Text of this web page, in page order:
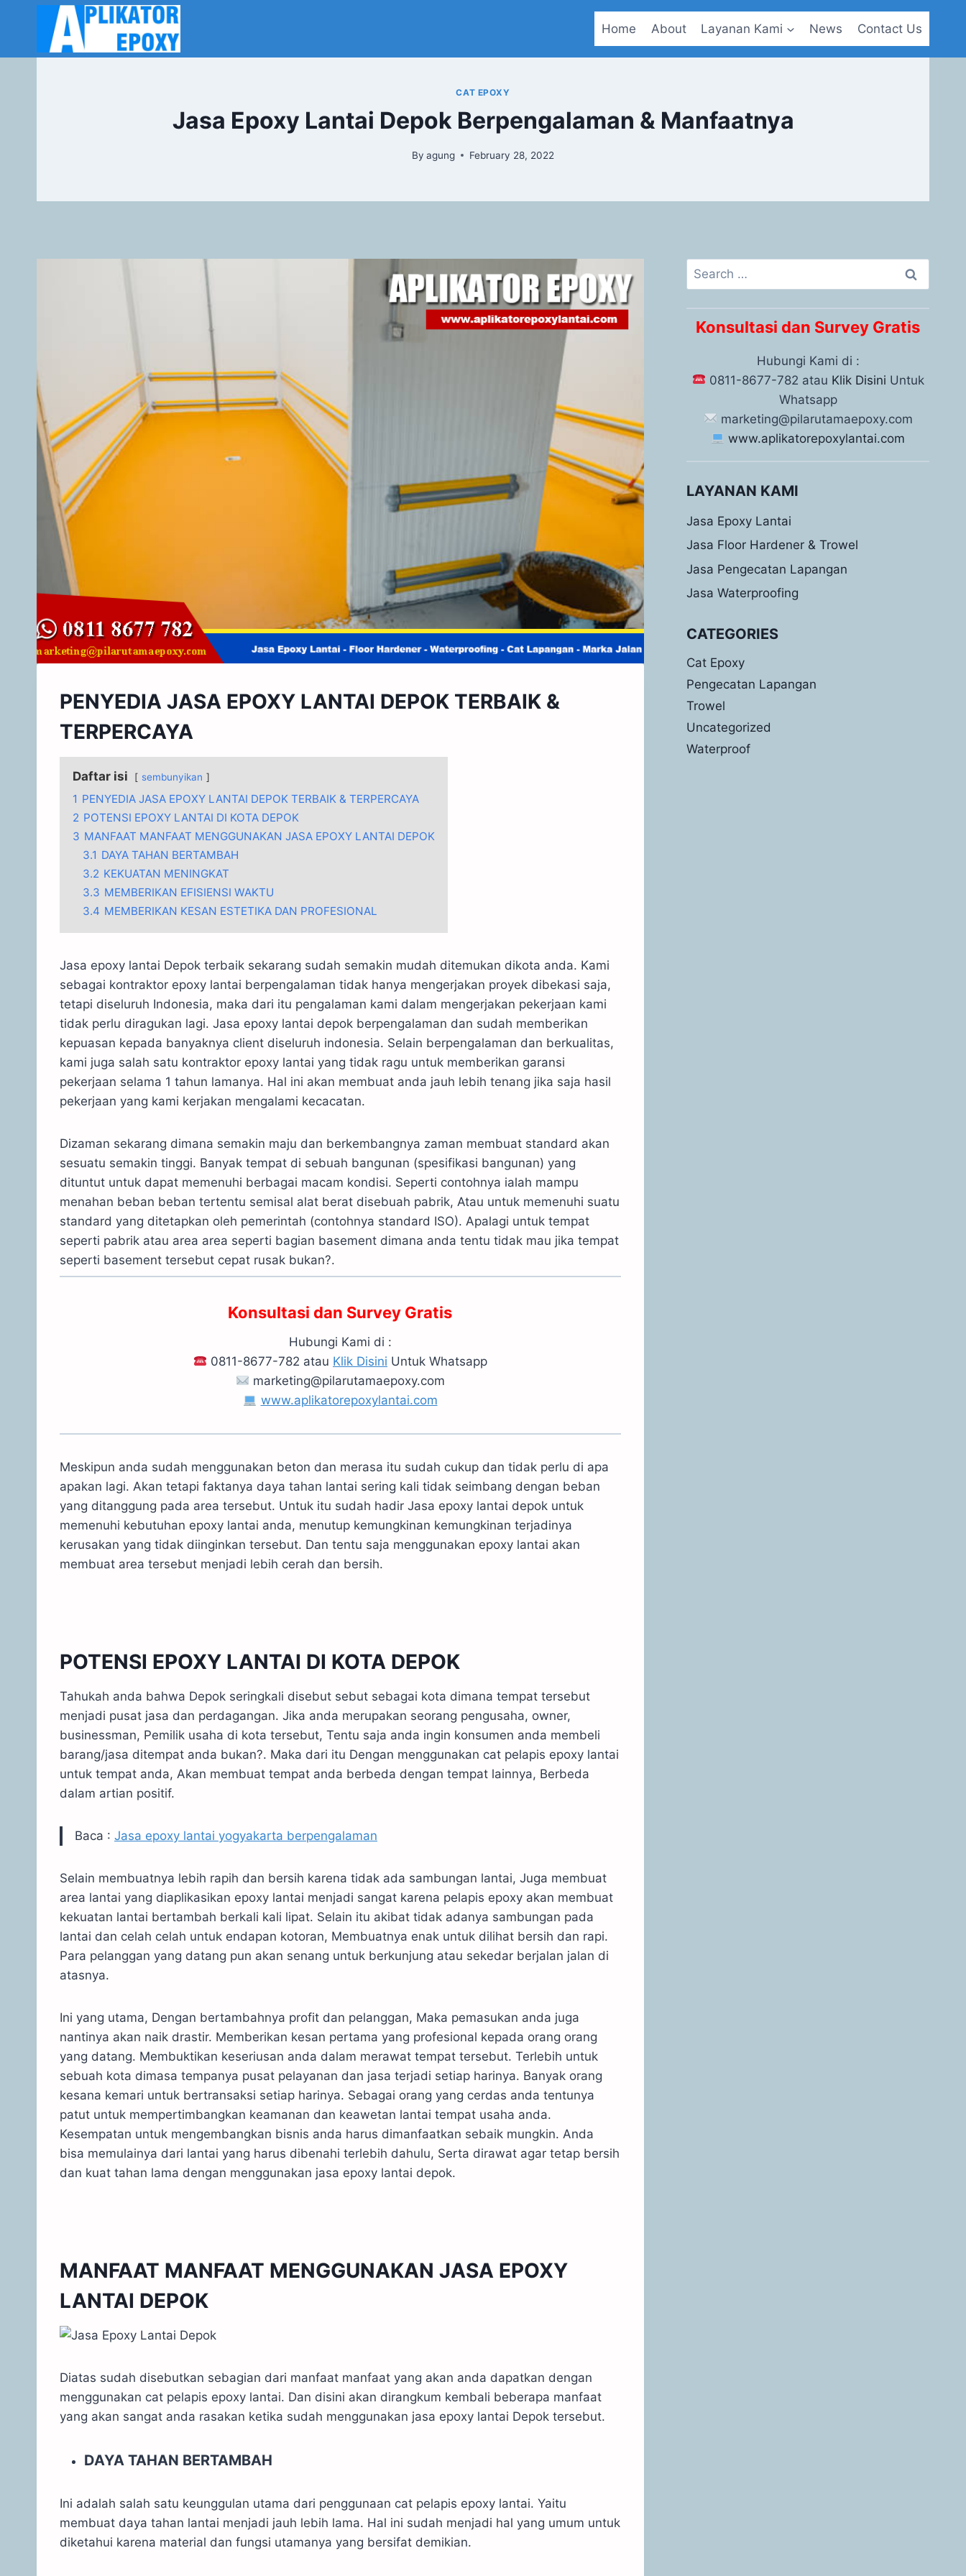
Home About Layanan Kami News Contact Us
CAT EPOXY
Jasa Epoxy Lantai Depok Berpengalaman & Manfaatnya
By agung February 28, 2022
PENYEDIA JASA EPOXY LANTAI DEPOK TERBAIK &
TERPERCAYA
Daftar isi sembunyikan
1 PENYEDIA JASA EPOXY LANTAI DEPOK TERBAIK & TERPERCAYA
2 POTENSI EPOXY LANTAI DI KOTA DEPOK
3 MANFAAT MANFAAT MENGGUNAKAN JASA EPOXY LANTAI DEPOK
3.1 DAYA TAHAN BERTAMBAH
3.2 KEKUATAN MENINGKAT
3.3 MEMBERIKAN EFISIENSI WAKTU
3.4 MEMBERIKAN KESAN ESTETIKA DAN PROFESIONAL
Jasa epoxy lantai Depok terbaik sekarang sudah semakin mudah ditemukan dikota anda. Kami
sebagai kontraktor epoxy lantai berpengalaman tidak hanya mengerjakan proyek dibekasi saja,
tetapi diseluruh Indonesia, maka dari itu pengalaman kami dalam mengerjakan pekerjaan kami
tidak perlu diragukan lagi. Jasa epoxy lantai depok berpengalaman dan sudah memberikan
kepuasan kepada banyaknya client diseluruh indonesia. Selain berpengalaman dan berkualitas,
kami juga salah satu kontraktor epoxy lantai yang tidak ragu untuk memberikan garansi
pekerjaan selama 1 tahun lamanya. Hal ini akan membuat anda jauh lebih tenang jika saja hasil
pekerjaan yang kami kerjakan mengalami kecacatan.
Dizaman sekarang dimana semakin maju dan berkembangnya zaman membuat standard akan
sesuatu semakin tinggi. Banyak tempat di sebuah bangunan (spesifikasi bangunan) yang
dituntut untuk dapat memenuhi berbagai macam kondisi. Seperti contohnya ialah mampu
menahan beban beban tertentu semisal alat berat disebuah pabrik, Atau untuk memenuhi suatu
standard yang ditetapkan oleh pemerintah (contohnya standard ISO). Apalagi untuk tempat
seperti pabrik atau area area seperti bagian basement dimana anda tentu tidak mau jika tempat
seperti basement tersebut cepat rusak bukan?.
Konsultasi dan Survey Gratis
Hubungi Kami di :
0811-8677-782 atau Klik Disini Untuk Whatsapp
marketing@pilarutamaepoxy.com
www.aplikatorepoxylantai.com
Meskipun anda sudah menggunakan beton dan merasa itu sudah cukup dan tidak perlu di apa
apakan lagi. Akan tetapi faktanya daya tahan lantai sering kali tidak seimbang dengan beban
yang ditanggung pada area tersebut. Untuk itu sudah hadir Jasa epoxy lantai depok untuk
memenuhi kebutuhan epoxy lantai anda, menutup kemungkinan kemungkinan terjadinya
kerusakan yang tidak diinginkan tersebut. Dan tentu saja menggunakan epoxy lantai akan
membuat area tersebut menjadi lebih cerah dan bersih.
POTENSI EPOXY LANTAI DI KOTA DEPOK
Tahukah anda bahwa Depok seringkali disebut sebut sebagai kota dimana tempat tersebut
menjadi pusat jasa dan perdagangan. Jika anda merupakan seorang pengusaha, owner,
businessman, Pemilik usaha di kota tersebut, Tentu saja anda ingin konsumen anda membeli
barang/jasa ditempat anda bukan?. Maka dari itu Dengan menggunakan cat pelapis epoxy lantai
untuk tempat anda, Akan membuat tempat anda berbeda dengan tempat lainnya, Berbeda
dalam artian positif.
Baca : Jasa epoxy lantai yogyakarta berpengalaman
Selain membuatnya lebih rapih dan bersih karena tidak ada sambungan lantai, Juga membuat
area lantai yang diaplikasikan epoxy lantai menjadi sangat karena pelapis epoxy akan membuat
kekuatan lantai bertambah berkali kali lipat. Selain itu akibat tidak adanya sambungan pada
lantai dan celah celah untuk endapan kotoran, Membuatnya enak untuk dilihat bersih dan rapi.
Para pelanggan yang datang pun akan senang untuk berkunjung atau sekedar berjalan jalan di
atasnya.
Ini yang utama, Dengan bertambahnya profit dan pelanggan, Maka pemasukan anda juga
nantinya akan naik drastir. Memberikan kesan pertama yang profesional kepada orang orang
yang datang. Membuktikan keseriusan anda dalam merawat tempat tersebut. Terlebih untuk
sebuah kota dimasa tempanya pusat pelayanan dan jasa terjadi setiap harinya. Banyak orang
kesana kemari untuk bertransaksi setiap harinya. Sebagai orang yang cerdas anda tentunya
patut untuk mempertimbangkan keamanan dan keawetan lantai tempat usaha anda.
Kesempatan untuk mengembangkan bisnis anda harus dimanfaatkan sebaik mungkin. Anda
bisa memulainya dari lantai yang harus dibenahi terlebih dahulu, Serta dirawat agar tetap bersih
dan kuat tahan lama dengan menggunakan jasa epoxy lantai depok.
MANFAAT MANFAAT MENGGUNAKAN JASA EPOXY
LANTAI DEPOK
Diatas sudah disebutkan sebagian dari manfaat manfaat yang akan anda dapatkan dengan
menggunakan cat pelapis epoxy lantai. Dan disini akan dirangkum kembali beberapa manfaat
yang akan sangat anda rasakan ketika sudah menggunakan jasa epoxy lantai Depok tersebut.
DAYA TAHAN BERTAMBAH
Ini adalah salah satu keunggulan utama dari penggunaan cat pelapis epoxy lantai. Yaitu
membuat daya tahan lantai menjadi jauh lebih lama. Hal ini sudah menjadi hal yang umum untuk
diketahui karena material dan fungsi utamanya yang bersifat demikian.
Konsultasi dan Survey Gratis
Hubungi Kami di :
0811-8677-782 atau Klik Disini Untuk
Whatsapp
marketing@pilarutamaepoxy.com
www.aplikatorepoxylantai.com
LAYANAN KAMI
Jasa Epoxy Lantai
Jasa Floor Hardener & Trowel
Jasa Pengecatan Lapangan
Jasa Waterproofing
CATEGORIES
Cat Epoxy
Pengecatan Lapangan
Trowel
Uncategorized
Waterproof